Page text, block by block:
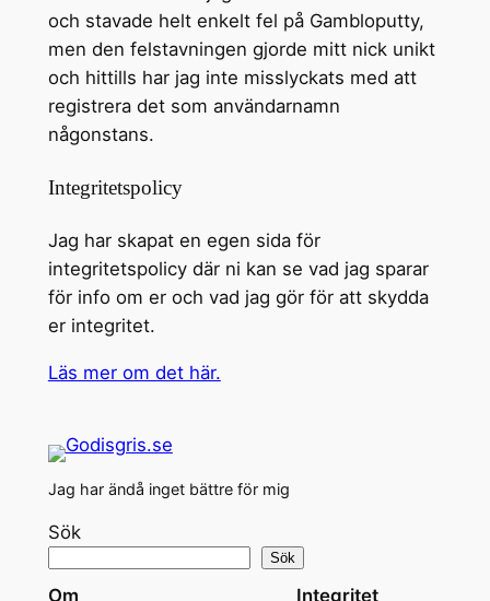
och stavade helt enkelt fel på Gambloputty,
men den felstavningen gjorde mitt nick unikt
och hittills har jag inte misslyckats med att
registrera det som användarnamn
någonstans.
Integritetspolicy
Jag har skapat en egen sida för
integritetspolicy där ni kan se vad jag sparar
för info om er och vad jag gör för att skydda
er integritet.
Läs mer om det här.
Jag har ändå inget bättre för mig
Sök
Sök
Om Integritet